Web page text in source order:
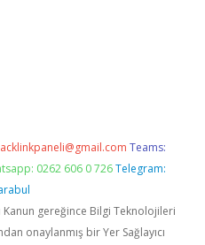
Teams:
0262 606 0 726 Telegram:
Kanun gereğince Bilgi Teknolojileri
onaylanmış bir Yer Sağlayıcı